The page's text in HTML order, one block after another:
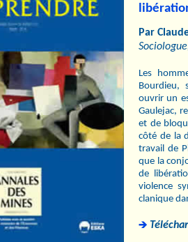
Par
Les
Bourdieu,
ouvrir un
Gaulejac,
et de
côté de la
travail de
que la
de
violence
clanique